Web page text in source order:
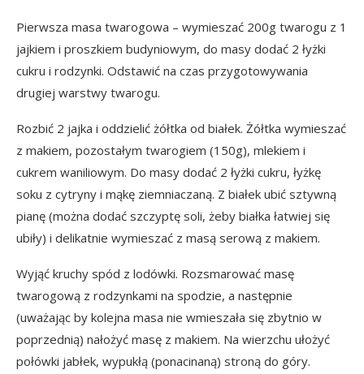
Pierwsza masa twarogowa – wymieszać 200g twarogu z 1
jajkiem i proszkiem budyniowym, do masy dodać 2 łyżki
cukru i rodzynki. Odstawić na czas przygotowywania
drugiej warstwy twarogu.
Rozbić 2 jajka i oddzielić żółtka od białek. Żółtka wymieszać
z makiem, pozostałym twarogiem (150g), mlekiem i
cukrem waniliowym. Do masy dodać 2 łyżki cukru, łyżkę
soku z cytryny i mąkę ziemniaczaną. Z białek ubić sztywną
pianę (można dodać szczyptę soli, żeby białka łatwiej się
ubiły) i delikatnie wymieszać z masą serową z makiem.
Wyjąć kruchy spód z lodówki. Rozsmarować masę
twarogową z rodzynkami na spodzie, a następnie
(uważając by kolejna masa nie wmieszała się zbytnio w
poprzednią) nałożyć masę z makiem. Na wierzchu ułożyć
połówki jabłek, wypukłą (ponacinaną) stroną do góry.